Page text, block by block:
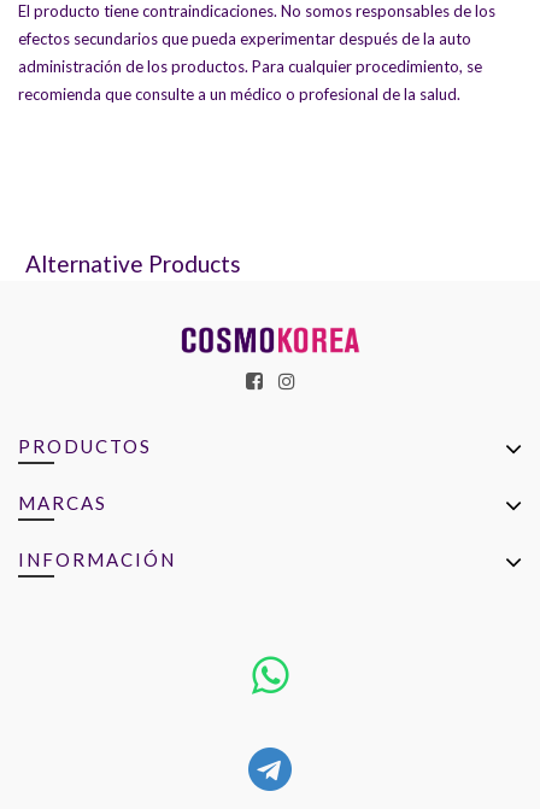
El producto tiene contraindicaciones. No somos responsables de los
efectos secundarios que pueda experimentar después de la auto
administración de los productos. Para cualquier procedimiento, se
recomienda que consulte a un médico o profesional de la salud.
Alternative Products
PRODUCTOS
MARCAS
INFORMACIÓN